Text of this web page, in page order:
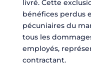
livré. Cette
bénéfices perdus
pécuniaires du
tous les
employés,
contractant.